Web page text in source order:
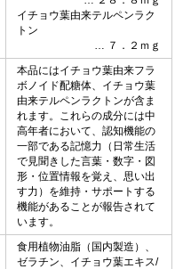
イチョウ葉由来テルペンラク
トン
７．２ｍｇ
本品にはイチョウ葉由来フラ
ボノイド配糖体、イチョウ葉
由来テルペンラクトンが含ま
れます。これらの成分には中
高年者において、認知機能の
一部である記憶力（日常生活
で見聞きした言葉・数字・図
形・位置情報を覚え、思い出
す力）を維持・サポートする
機能があることが報告されて
います。
食用植物油脂（国内製造）、
ゼラチン、イチョウ葉エキス/